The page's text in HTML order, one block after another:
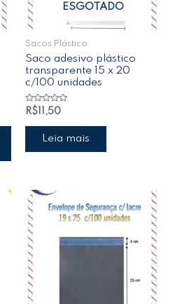
ESGOTADO
Sacos Plástico
Saco adesivo plástico
transparente 15 x 20
c/100 unidades
Avaliação
0
de
R$ 11,50
Leia mais